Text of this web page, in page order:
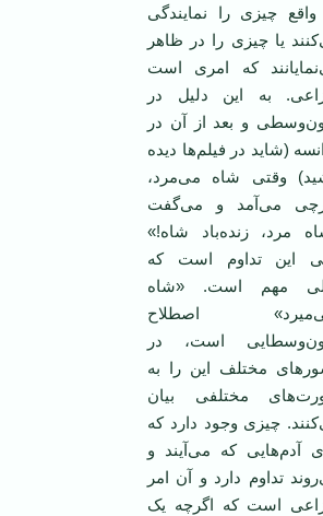
واقع چیزی را نمایندگی
یا چیزی را در ظاهر
که امری است
به این دلیل در
و بعد از آن در
(شاید در فیلم‌ها دیده
وقتی شاه می‌مرد،
می‌آمد و می‌گفت
مرد، زنده‌باد شاه!»
این تداوم است که
مهم است. «شاه
اصطلاح
است، در
مختلف این را به
مختلفی بیان
چیزی وجود دارد که
آدم‌هایی که می‌آیند و
تداوم دارد و آن امر
است که اگرچه یک